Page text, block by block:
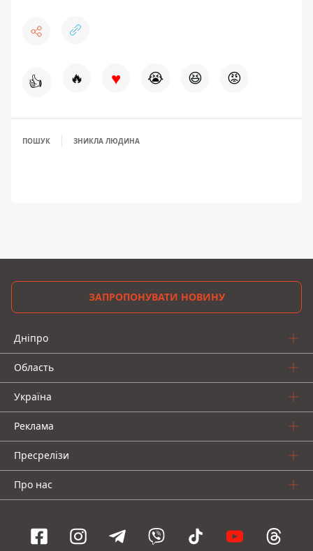
👍 🔥 ♥ 😭 😆 😡
ПОШУК ЗНИКЛА ЛЮДИНА
ЗАПРОПОНУВАТИ НОВИНУ
Дніпро
Область
Україна
Реклама
Пресрелізи
Про нас